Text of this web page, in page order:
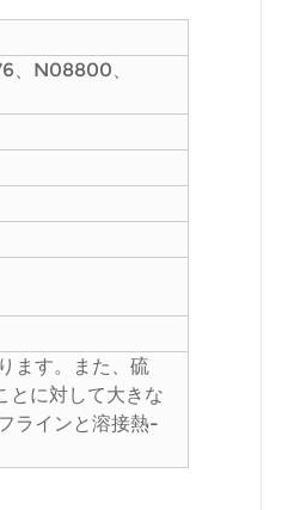
、N08800、
ます。また、硫
とに対して大きな
ラインと溶接熱-